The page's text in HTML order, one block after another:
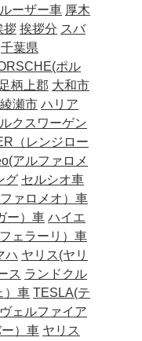
ーザー車 厚木
拶 挨拶分 スバ
千葉県
ポル
足柄上郡 大和市
綾瀬市 ハリア
クスワーゲン
（レンジロー
アルファロメ
グ セルシオ車
ァロメオ）車
ー）車 ハイエ
ェラーリ）車
ハ ヤリス(ヤリ
ス ランドクル
）車 TESLA(テ
ヴェルファイア
）車 ヤリス